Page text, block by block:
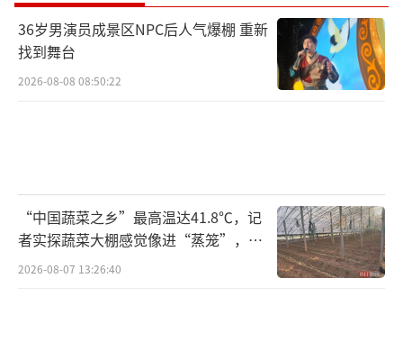
询问后，迅速将其手机关机
36岁男演员成景区NPC后人气爆棚 重新
找到舞台
2026-08-08 08:50:22
“中国蔬菜之乡”最高温达41.8℃，记
者实探蔬菜大棚感觉像进“蒸笼”，有
村民称只能凌晨两点起来干活
2026-08-07 13:26:40